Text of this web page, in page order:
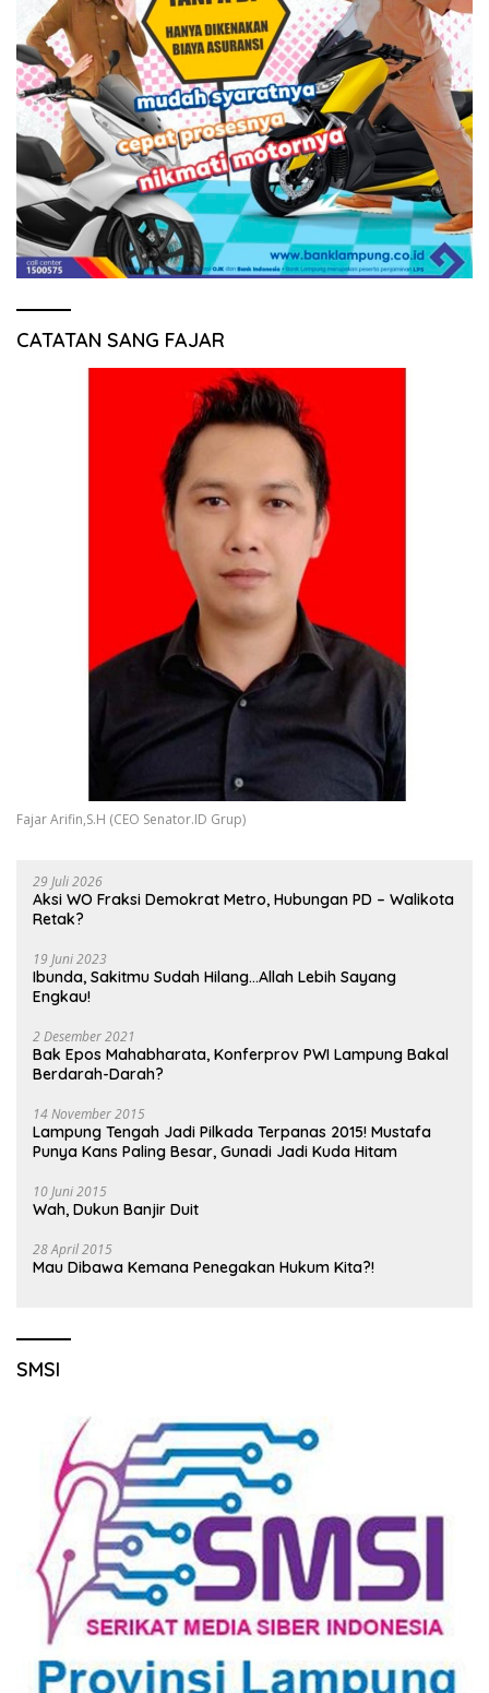
CATATAN SANG FAJAR
Fajar Arifin,S.H (CEO Senator.ID Grup)
29 Juli 2026
Aksi WO Fraksi Demokrat Metro, Hubungan PD – Walikota
Retak?
19 Juni 2023
Ibunda, Sakitmu Sudah Hilang…Allah Lebih Sayang
Engkau!
2 Desember 2021
Bak Epos Mahabharata, Konferprov PWI Lampung Bakal
Berdarah-Darah?
14 November 2015
Lampung Tengah Jadi Pilkada Terpanas 2015! Mustafa
Punya Kans Paling Besar, Gunadi Jadi Kuda Hitam
10 Juni 2015
Wah, Dukun Banjir Duit
28 April 2015
Mau Dibawa Kemana Penegakan Hukum Kita?!
SMSI